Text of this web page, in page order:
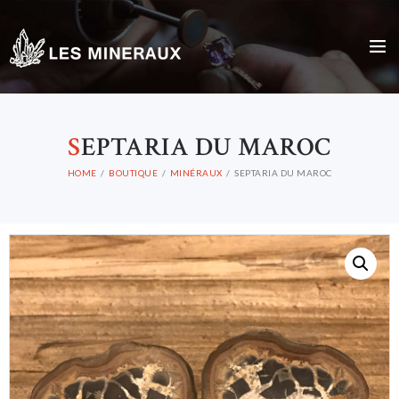
SEPTARIA DU MAROC
HOME BOUTIQUE MINÉRAUX SEPTARIA DU MAROC